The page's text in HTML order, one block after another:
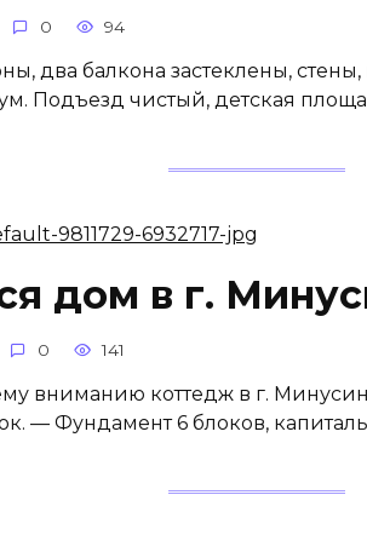
0 94
два балкона застеклены,
Подъезд чистый, детская
дом в г.
0 141
вниманию коттедж в г.
— Фундамент 6 блоков,